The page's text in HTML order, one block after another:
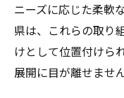
ニーズに応じた柔軟
県は、これらの取り
けとして位置付けら
展開に目が離せません